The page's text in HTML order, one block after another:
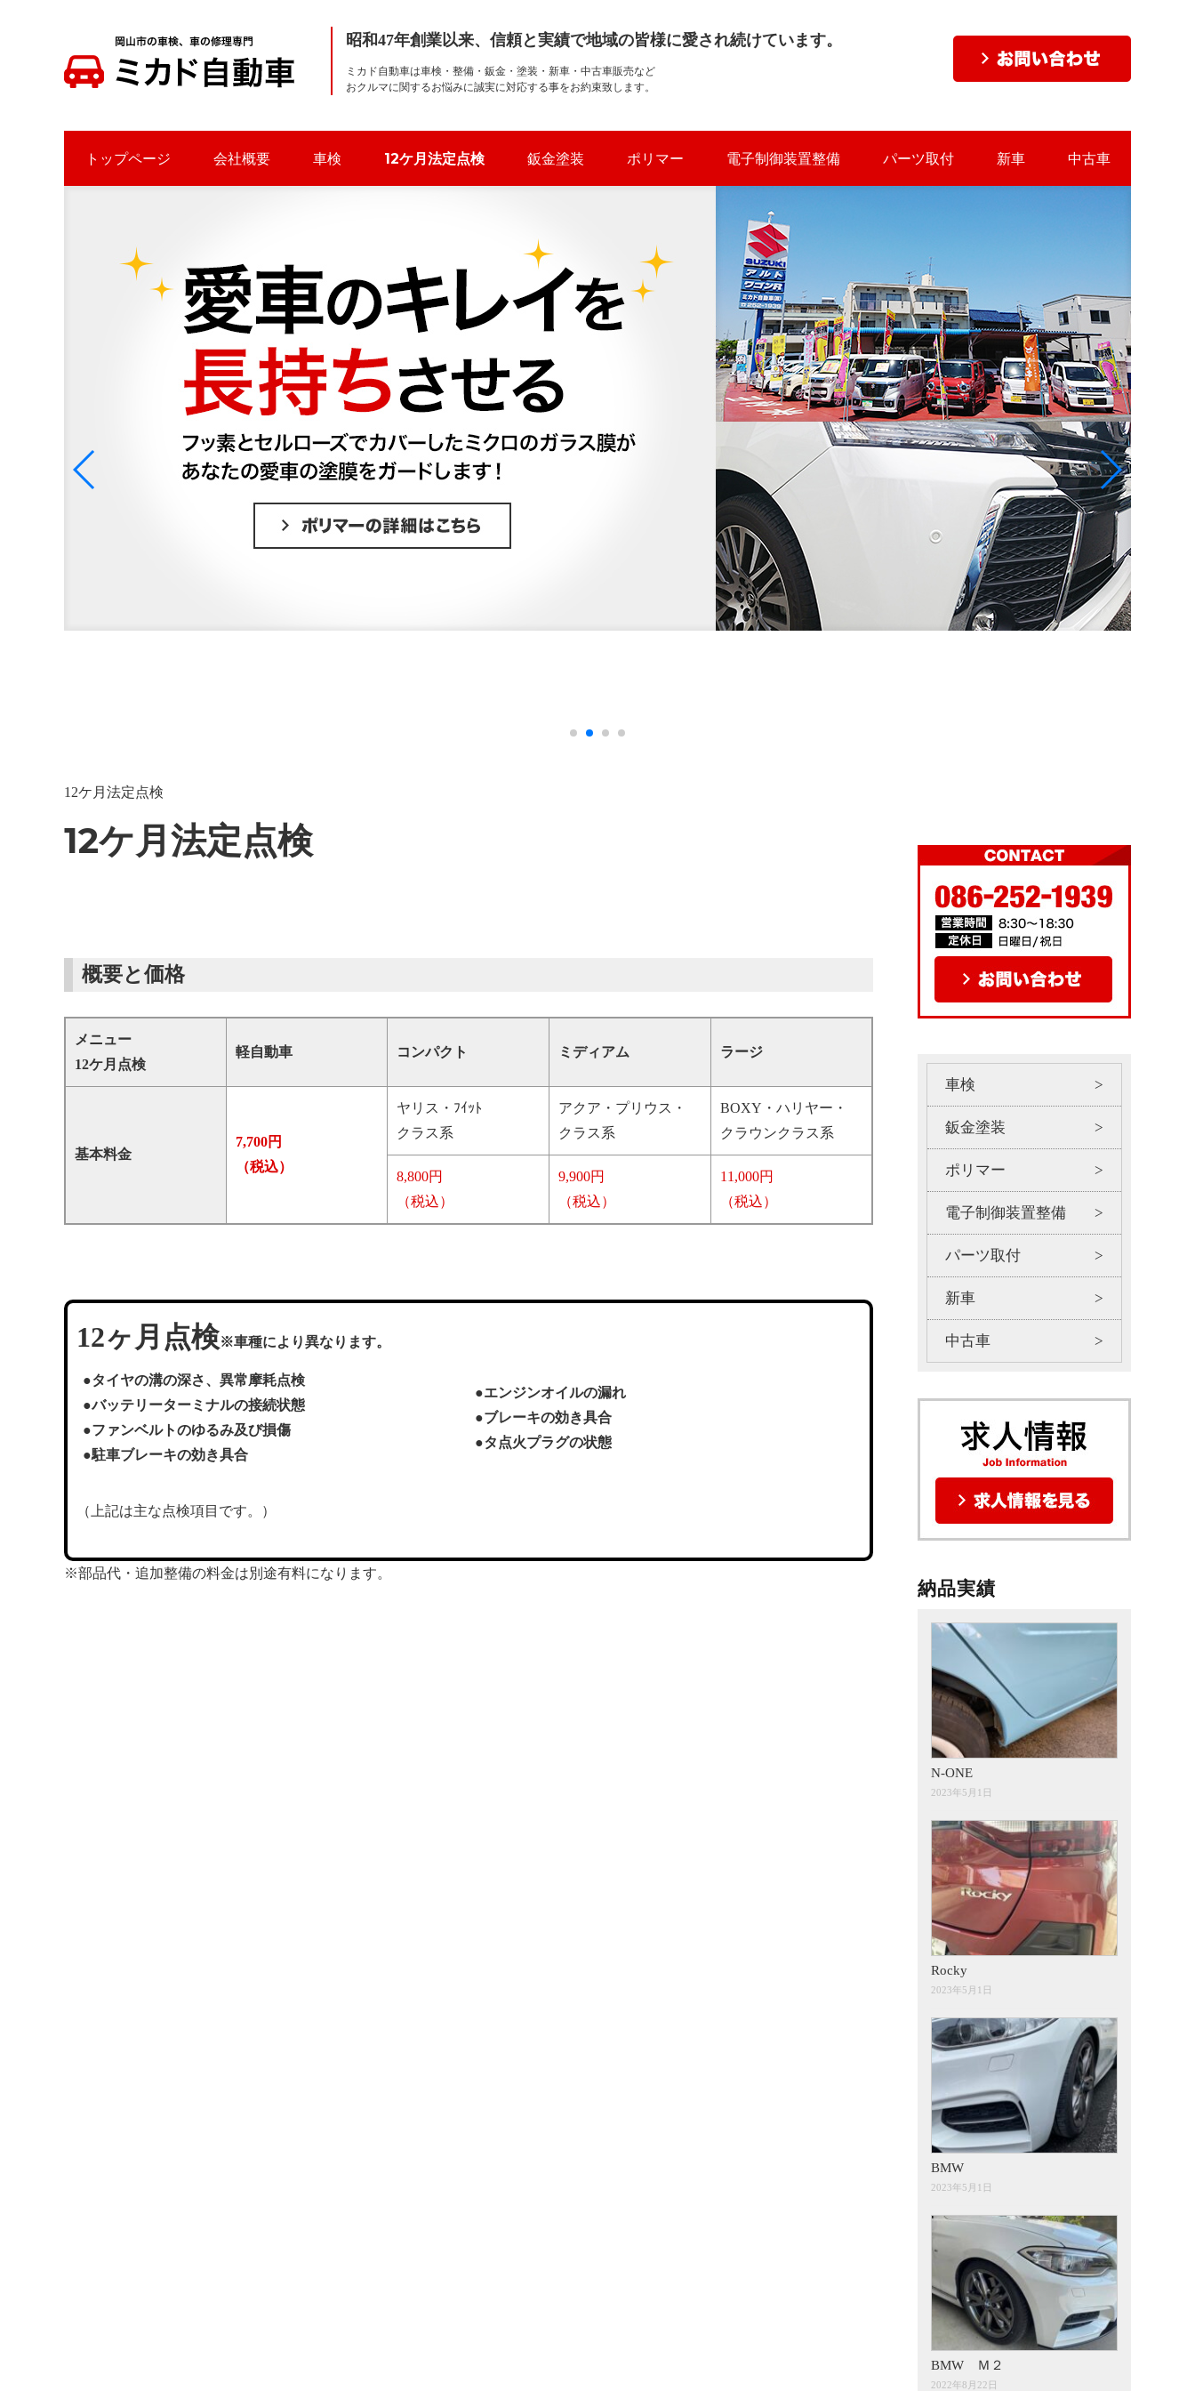
昭和47年創業以来、信頼と実績で地域の皆様に愛され続けています。
ミカド自動車は車検・整備・鈑金・塗装・新車・中古車販売など
おクルマに関するお悩みに誠実に対応する事をお約束致します。
トップページ 会社概要 車検 12ケ月法定点検 鈑金塗装 ポリマー 電子制御装置整備 パーツ取付 新車 中古車
12ケ月法定点検
12ケ月法定点検
概要と価格
メニュー
12ケ月点検
軽自動車 コンパクト ミディアム ラージ
基本料金
7,700円
（税込）
ヤリス・ﾌｲｯﾄ
クラス系
アクア・プリウス・
クラス系
BOXY・ハリヤー・
クラウンクラス系
8,800円
（税込）
9,900円
（税込）
11,000円
（税込）
12ヶ月点検※車種により異なります。
●タイヤの溝の深さ、異常摩耗点検
●バッテリーターミナルの接続状態
●ファンベルトのゆるみ及び損傷
●駐車ブレーキの効き具合
●エンジンオイルの漏れ
●ブレーキの効き具合
●タ点火プラグの状態
（上記は主な点検項目です。）
※部品代・追加整備の料金は別途有料になります。
車検
鈑金塗装
ポリマー
電子制御装置整備
パーツ取付
新車
中古車
納品実績
N-ONE
2023年5月1日
Rocky
2023年5月1日
BMW
2023年5月1日
BMW Ｍ２
2022年8月22日